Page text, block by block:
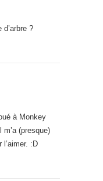
d’arbre ?
à Monkey
(presque)
l’aimer. :D